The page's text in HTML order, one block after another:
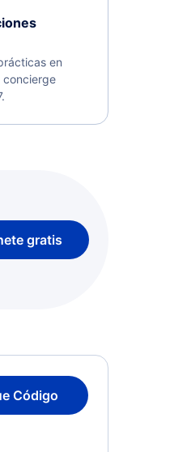
en
concierge
gratis
Código